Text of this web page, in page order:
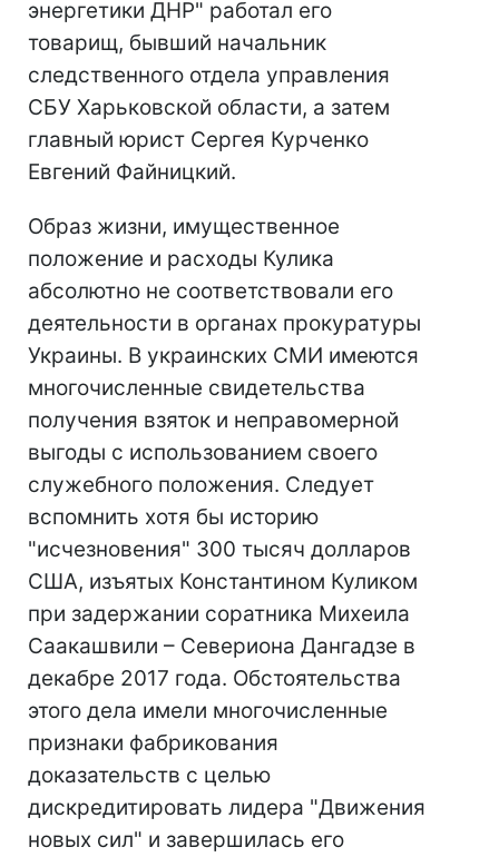
энергетики ДНР" работал его
товарищ, бывший начальник
следственного отдела управления
СБУ Харьковской области, а затем
главный юрист Сергея Курченко
Евгений Файницкий.
Образ жизни, имущественное
положение и расходы Кулика
абсолютно не соответствовали его
деятельности в органах прокуратуры
Украины. В украинских СМИ имеются
многочисленные свидетельства
получения взяток и неправомерной
выгоды с использованием своего
служебного положения. Следует
вспомнить хотя бы историю
"исчезновения" 300 тысяч долларов
США, изъятых Константином Куликом
при задержании соратника Михеила
Саакашвили – Севериона Дангадзе в
декабре 2017 года. Обстоятельства
этого дела имели многочисленные
признаки фабрикования
доказательств с целью
дискредитировать лидера "Движения
новых сил" и завершилась его